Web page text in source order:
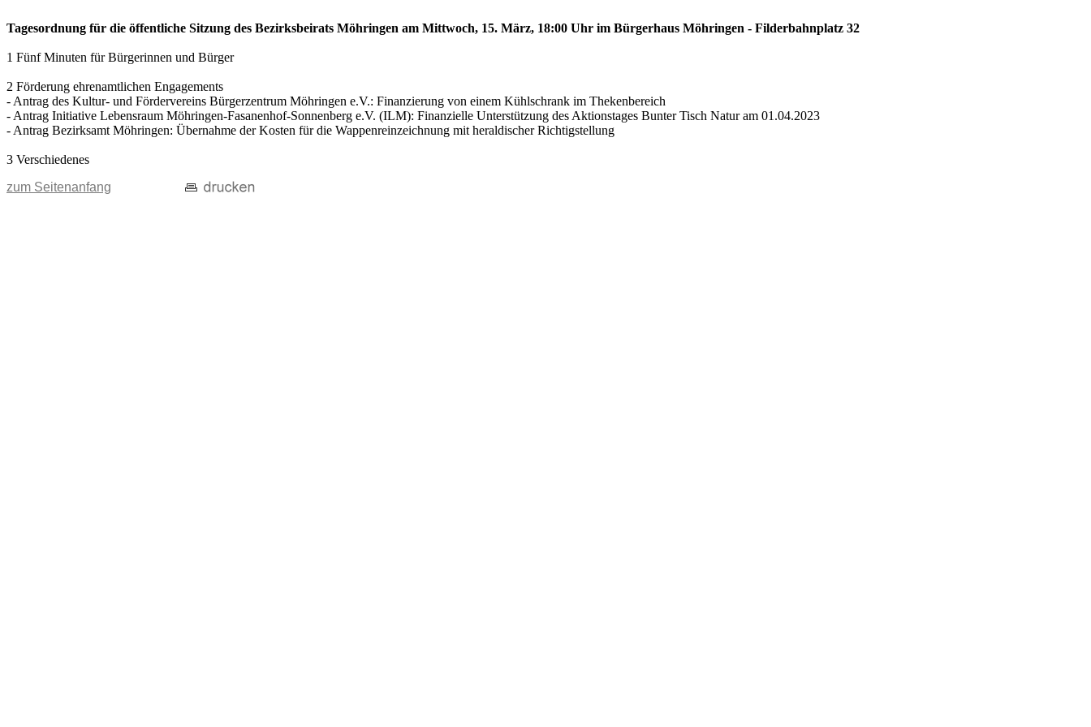
Tagesordnung für die öffentliche Sitzung des Bezirksbeirats Möhringen am Mittwoch, 15. März, 18:00 Uhr im Bürgerhaus Möhringen - Filderbahnplatz 32
1 Fünf Minuten für Bürgerinnen und Bürger
2 Förderung ehrenamtlichen Engagements
- Antrag des Kultur- und Fördervereins Bürgerzentrum Möhringen e.V.: Finanzierung von einem Kühlschrank im Thekenbereich
- Antrag Initiative Lebensraum Möhringen-Fasanenhof-Sonnenberg e.V. (ILM): Finanzielle Unterstützung des Aktionstages Bunter Tisch Natur am 01.04.2023
- Antrag Bezirksamt Möhringen: Übernahme der Kosten für die Wappenreinzeichnung mit heraldischer Richtigstellung
3 Verschiedenes
zum Seitenanfang